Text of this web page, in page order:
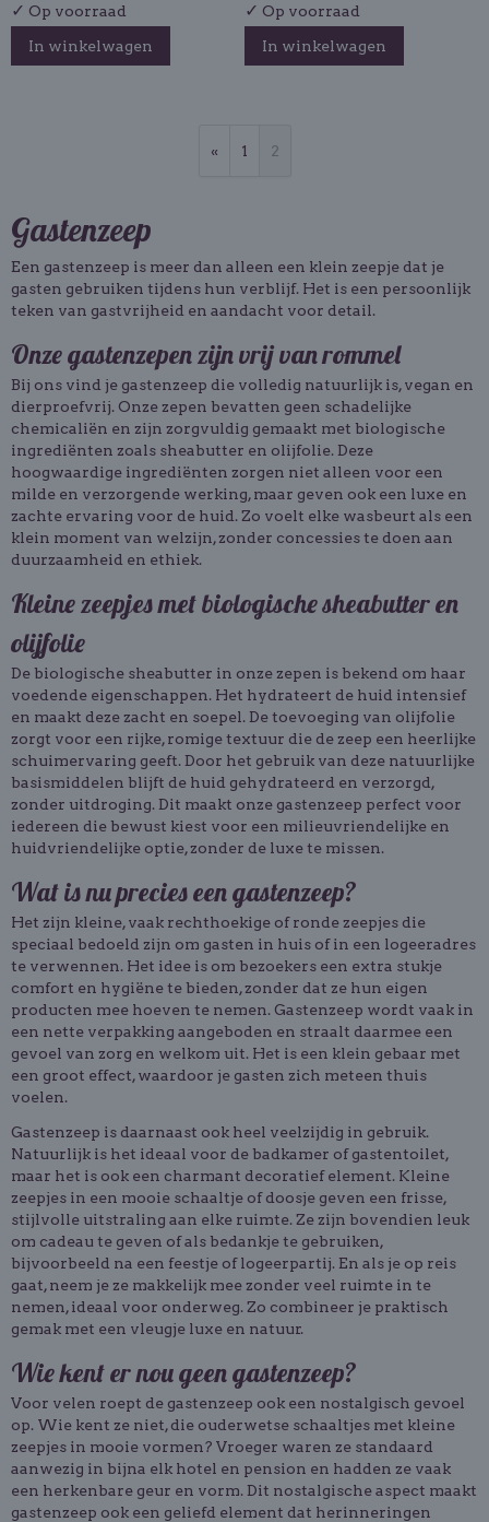
✓ Op voorraad
In winkelwagen
✓ Op voorraad
In winkelwagen
« 1 2
Gastenzeep
Een gastenzeep is meer dan alleen een klein zeepje dat je
gasten gebruiken tijdens hun verblijf. Het is een persoonlijk
teken van gastvrijheid en aandacht voor detail.
Onze gastenzepen zijn vrij van rommel
Bij ons vind je gastenzeep die volledig natuurlijk is, vegan en
dierproefvrij. Onze zepen bevatten geen schadelijke
chemicaliën en zijn zorgvuldig gemaakt met biologische
ingrediënten zoals sheabutter en olijfolie. Deze
hoogwaardige ingrediënten zorgen niet alleen voor een
milde en verzorgende werking, maar geven ook een luxe en
zachte ervaring voor de huid. Zo voelt elke wasbeurt als een
klein moment van welzijn, zonder concessies te doen aan
duurzaamheid en ethiek.
Kleine zeepjes met biologische sheabutter en
olijfolie
De biologische sheabutter in onze zepen is bekend om haar
voedende eigenschappen. Het hydrateert de huid intensief
en maakt deze zacht en soepel. De toevoeging van olijfolie
zorgt voor een rijke, romige textuur die de zeep een heerlijke
schuimervaring geeft. Door het gebruik van deze natuurlijke
basismiddelen blijft de huid gehydrateerd en verzorgd,
zonder uitdroging. Dit maakt onze gastenzeep perfect voor
iedereen die bewust kiest voor een milieuvriendelijke en
huidvriendelijke optie, zonder de luxe te missen.
Wat is nu precies een gastenzeep?
Het zijn kleine, vaak rechthoekige of ronde zeepjes die
speciaal bedoeld zijn om gasten in huis of in een logeeradres
te verwennen. Het idee is om bezoekers een extra stukje
comfort en hygiëne te bieden, zonder dat ze hun eigen
producten mee hoeven te nemen. Gastenzeep wordt vaak in
een nette verpakking aangeboden en straalt daarmee een
gevoel van zorg en welkom uit. Het is een klein gebaar met
een groot effect, waardoor je gasten zich meteen thuis
voelen.
Gastenzeep is daarnaast ook heel veelzijdig in gebruik.
Natuurlijk is het ideaal voor de badkamer of gastentoilet,
maar het is ook een charmant decoratief element. Kleine
zeepjes in een mooie schaaltje of doosje geven een frisse,
stijlvolle uitstraling aan elke ruimte. Ze zijn bovendien leuk
om cadeau te geven of als bedankje te gebruiken,
bijvoorbeeld na een feestje of logeerpartij. En als je op reis
gaat, neem je ze makkelijk mee zonder veel ruimte in te
nemen, ideaal voor onderweg. Zo combineer je praktisch
gemak met een vleugje luxe en natuur.
Wie kent er nou geen gastenzeep?
Voor velen roept de gastenzeep ook een nostalgisch gevoel
op. Wie kent ze niet, die ouderwetse schaaltjes met kleine
zeepjes in mooie vormen? Vroeger waren ze standaard
aanwezig in bijna elk hotel en pension en hadden ze vaak
een herkenbare geur en vorm. Dit nostalgische aspect maakt
gastenzeep ook een geliefd element dat herinneringen